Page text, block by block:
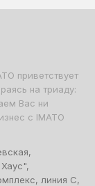
приветствует
на триаду:
Вас ни
с IMATO
линия С,